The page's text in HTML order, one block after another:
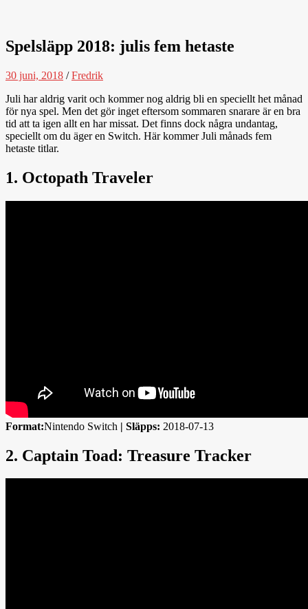
Spelsläpp 2018: julis fem hetaste
30 juni, 2018 /Fredrik
Juli har aldrig varit och kommer nog aldrig bli en speciellt het månad
för nya spel. Men det gör inget eftersom sommaren snarare är en bra
tid att ta igen allt en har missat. Det finns dock några undantag,
speciellt om du äger en Switch. Här kommer Juli månads fem
hetaste titlar.
1. Octopath Traveler
Format:Nintendo Switch | Släpps: 2018-07-13
2. Captain Toad: Treasure Tracker